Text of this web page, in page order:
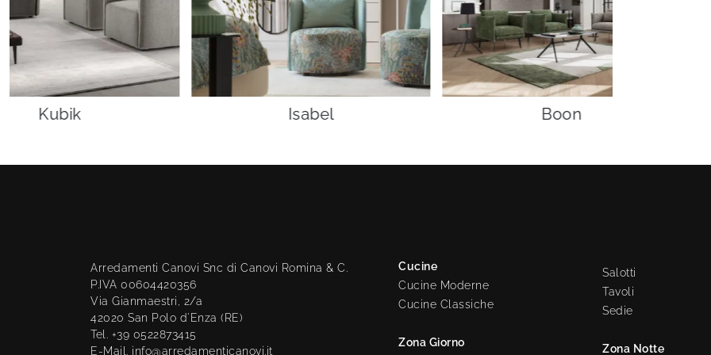
Kubik Isabel Boon
Arredamenti Canovi Snc di Canovi Romina & C.
P.IVA 00604420356
Via Gianmaestri, 2/a
42020 San Polo d'Enza (RE)
Tel. +39 0522873415
E-Mail. info@arredamenticanovi.it
Cucine
Cucine Moderne
Cucine Classiche
Zona Giorno
Salotti
Tavoli
Sedie
Zona Notte